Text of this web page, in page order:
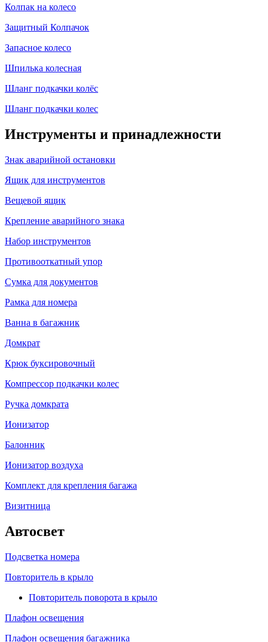
Колпак на колесо
Защитный Колпачок
Запасное колесо
Шпилька колесная
Шланг подкачки колёс
Шланг подкачки колес
Инструменты и принадлежности
Знак аварийной остановки
Ящик для инструментов
Вещевой ящик
Крепление аварийного знака
Набор инструментов
Противооткатный упор
Сумка для документов
Рамка для номера
Ванна в багажник
Домкрат
Крюк буксировочный
Компрессор подкачки колес
Ручка домкрата
Ионизатор
Балонник
Ионизатор воздуха
Комплект для крепления багажа
Визитница
Автосвет
Подсветка номера
Повторитель в крыло
Повторитель поворота в крыло
Плафон освещения
Плафон освещения багажника